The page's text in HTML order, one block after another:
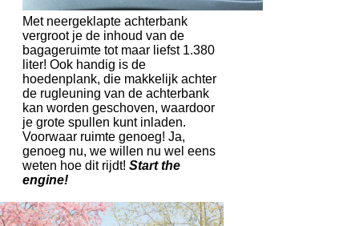
Met neergeklapte achterbank
vergroot je de inhoud van de
bagageruimte tot maar liefst 1.380
liter! Ook handig is de
hoedenplank, die makkelijk achter
de rugleuning van de achterbank
kan worden geschoven, waardoor
je grote spullen kunt inladen.
Voorwaar ruimte genoeg! Ja,
genoeg nu, we willen nu wel eens
weten hoe dit rijdt! Start the
engine!